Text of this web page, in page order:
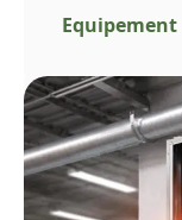
Equipement